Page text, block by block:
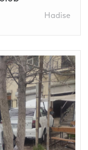
Hadise